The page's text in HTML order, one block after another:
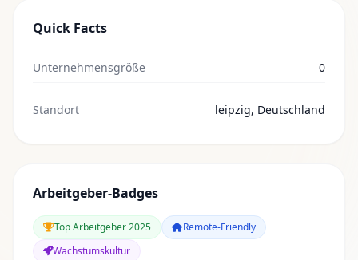
Quick Facts
Unternehmensgröße 0
Standort leipzig, Deutschland
Arbeitgeber-Badges
Top Arbeitgeber 2025
Remote-Friendly
Wachstumskultur